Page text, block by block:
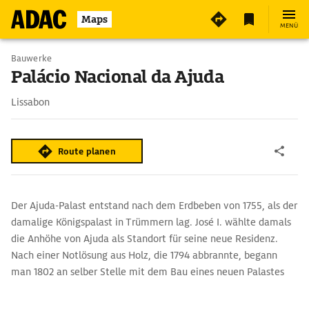
Maps MENÜ
Bauwerke
Palácio Nacional da Ajuda
Lissabon
Route planen
Der Ajuda-Palast entstand nach dem Erdbeben von 1755, als der
damalige Königspalast in Trümmern lag. José I. wählte damals
die Anhöhe von Ajuda als Standort für seine neue Residenz.
Nach einer Notlösung aus Holz, die 1794 abbrannte, begann
man 1802 an selber Stelle mit dem Bau eines neuen Palastes